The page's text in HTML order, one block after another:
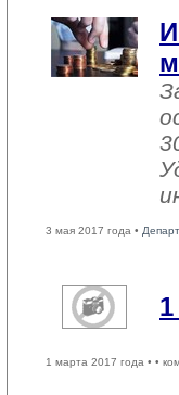
3 мая 2017 года •
1 марта 2017 года • •